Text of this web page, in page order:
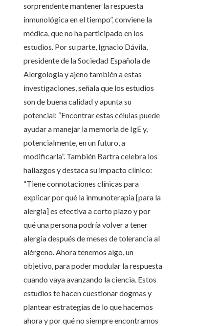
sorprendente mantener la respuesta
inmunológica en el tiempo”, conviene la
médica, que no ha participado en los
estudios. Por su parte, Ignacio Dávila,
presidente de la Sociedad Española de
Alergología y ajeno también a estas
investigaciones, señala que los estudios
son de buena calidad y apunta su
potencial: “Encontrar estas células puede
ayudar a manejar la memoria de IgE y,
potencialmente, en un futuro, a
modificarla”. También Bartra celebra los
hallazgos y destaca su impacto clínico:
“Tiene connotaciones clínicas para
explicar por qué la inmunoterapia [para la
alergia] es efectiva a corto plazo y por
qué una persona podría volver a tener
alergia después de meses de tolerancia al
alérgeno. Ahora tenemos algo, un
objetivo, para poder modular la respuesta
cuando vaya avanzando la ciencia. Estos
estudios te hacen cuestionar dogmas y
plantear estrategias de lo que hacemos
ahora y por qué no siempre encontramos